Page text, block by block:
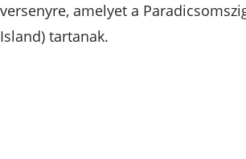
versenyre, amelyet a
Island) tartanak.